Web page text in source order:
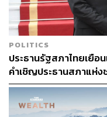
กรุงเทพมหานครและ
24-26 องศาเซลเซียส อุ
ลมตะวันออกความเร็ว
พิสูจน์อักษร: พรนภัส ช
TAGS: พยากรณ์อากาศ
กรมอุตุนิยมวิทยา
POLITICS
ประธานรัฐสภาไทยเยือ
คำเชิญประธานสภาแห่